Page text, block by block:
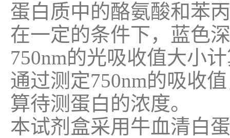
蛋白质中的酪氨酸和苯
在一定的条件下，蓝色
750nm的光吸收值大小
通过测定750nm的吸收
算待测蛋白的浓度。
本试剂盒采用牛血清白